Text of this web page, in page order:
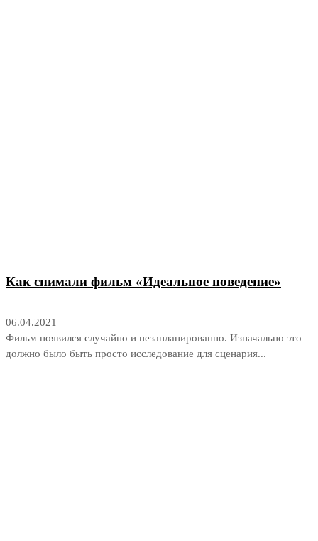
Как снимали фильм «Идеальное поведение»
06.04.2021
Фильм появился случайно и незапланированно. Изначально это
должно было быть просто исследование для сценария...